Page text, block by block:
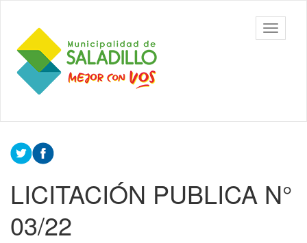
contenido
principal
Municipalidad
de Saladillo
barra
Contenido
principal
LICITACIÓN PUBLICA N°
03/22